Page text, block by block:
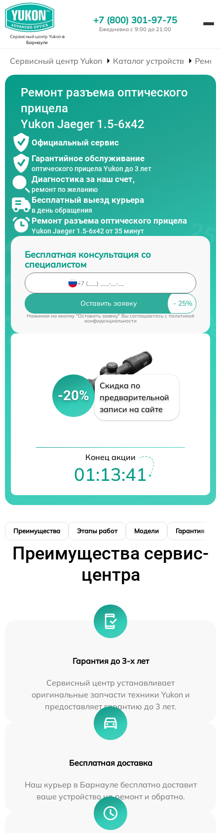
Сервисный центр Yukonв
Барнауле
+7 (800) 301-97-75
Ежедневно с 9:00 до 21:00
Сервисный центр Yukon Каталог устройств
Ремонт разъема оптического
прицела
Yukon Jaeger 1.5-6x42
Официальный сервис
Гарантийное обслуживание
оптического прицела Yukon до 3 лет
Диагностика за наш счет,
ремонт по желанию
Бесплатный выезд курьера
в день обращения
Ремонт разъема оптического прицела
Yukon Jaeger 1.5-6x42 от 35 минут
Бесплатная консультация со
специалистом
Оставить заявку
Нажимая на кнопку "Оставить заявку" Вы соглашаетесь cполитикой
конфиденциальности
-20%
Скидка по
предварительной
записи на сайте
Конец акции
01:13:40
Преимущества Этапы работ Модели Гарантия
Преимущества сервис-
центра
Гарантия до 3-х лет
Сервисный центр устанавливает
оригинальные запчасти техники Yukon и
предоставляет гарантию до 3 лет.
Бесплатная доставка
Наш курьер в Барнауле бесплатно доставит
ваше устройство на ремонт и обратно.